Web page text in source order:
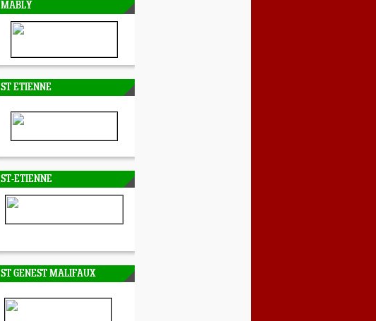
MABLY
ST ETIENNE
ST-ETIENNE
ST GENEST MALIFAUX